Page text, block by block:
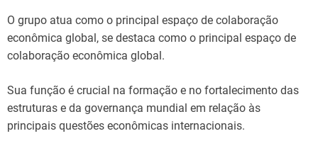
O grupo atua como o principal espaço de colaboração
econômica global, se destaca como o principal espaço de
colaboração econômica global.
Sua função é crucial na formação e no fortalecimento das
estruturas e da governança mundial em relação às
principais questões econômicas internacionais.